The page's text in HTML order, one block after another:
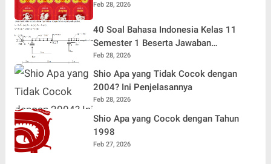
Feb 28, 2026
40 Soal Bahasa Indonesia Kelas 11
Semester 1 Beserta Jawaban
Terlengkap
Feb 28, 2026
Shio Apa yang Tidak Cocok dengan
2004? Ini Penjelasannya
Feb 28, 2026
Shio Apa yang Cocok dengan Tahun
1998
Feb 27, 2026